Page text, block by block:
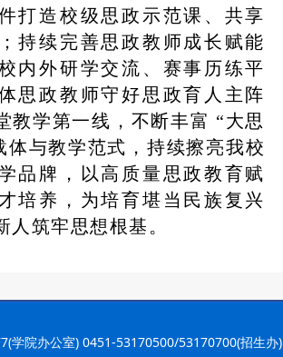
打造校级思政示范课、共享
持续完善思政教师成长赋能
内外研学交流、赛事历练平
思政教师守好思政育人主阵
教学第一线，不断丰富 “大思
体与教学范式，持续擦亮我校
品牌，以高质量思政教育赋
培养，为培育堪当民族复兴
人筑牢思想根基。
学院办公室) 0451-53170500/53170700(招生办)